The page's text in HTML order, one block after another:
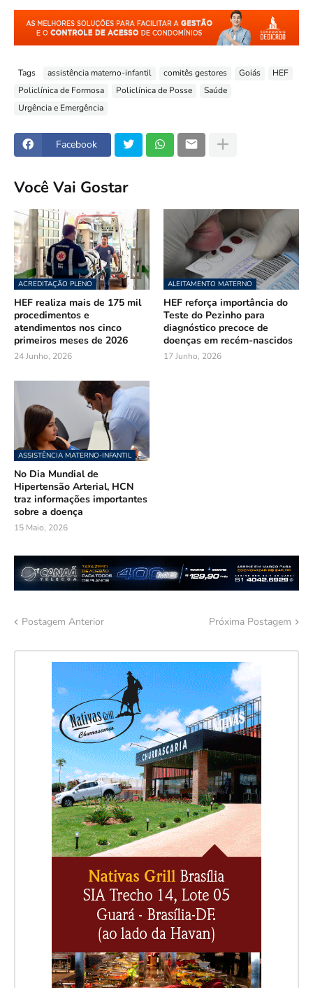
Tags assistência materno-infantil comitês gestores Goiás
HEF
Policlínica de Formosa
Policlínica de Posse
Saúde
Urgência e Emergência
Facebook
Você Vai Gostar
ACREDITAÇÃO PLENO
HEF realiza mais de 175 mil
procedimentos e
atendimentos nos cinco
primeiros meses de 2026
24 Junho, 2026
ALEITAMENTO MATERNO
HEF reforça importância do
Teste do Pezinho para
diagnóstico precoce de
doenças em recém-nascidos
17 Junho, 2026
ASSISTÊNCIA MATERNO-INFANTIL
No Dia Mundial de
Hipertensão Arterial, HCN
traz informações importantes
sobre a doença
15 Maio, 2026
Postagem Anterior Próxima Postagem